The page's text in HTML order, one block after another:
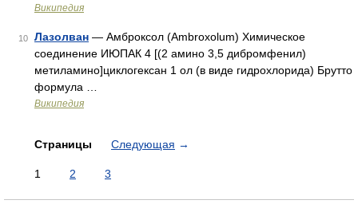
Википедия
10 Лазолван — Амброксол (Ambroxolum) Химическое
соединение ИЮПАК 4 [(2 амино 3,5 дибромфенил)
метиламино]циклогексан 1 ол (в виде гидрохлорида) Брутто
формула …
Википедия
Страницы Следующая →
1 2 3